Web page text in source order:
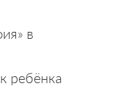
в
ребёнка